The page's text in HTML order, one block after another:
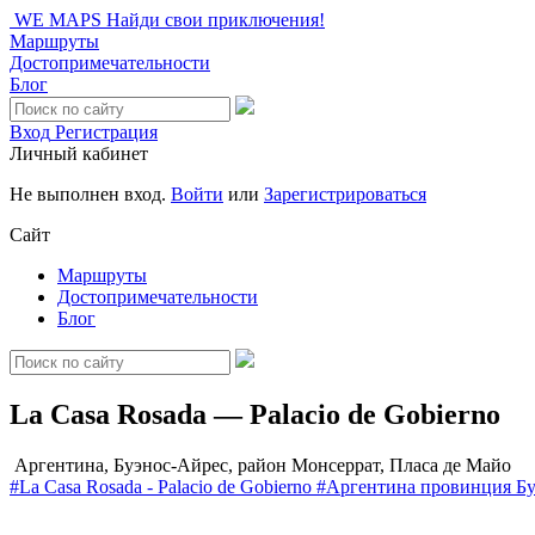
WE MAPS Найди свои приключения!
Маршруты
Достопримечательности
Блог
Вход Регистрация
Личный кабинет
Не выполнен вход. Войти или Зарегистрироваться
Сайт
Маршруты
Достопримечательности
Блог
La Casa Rosada — Palacio de Gobierno
Аргентина, Буэнос-Айрес, район Монсеррат, Пласа де Майо
#La Casa Rosada - Palacio de Gobierno #Аргентина провинция